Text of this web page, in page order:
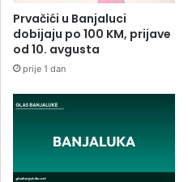
Prvačići u Banjaluci
dobijaju po 100 KM, prijave
od 10. avgusta
prije 1 dan